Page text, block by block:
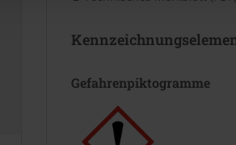
Gefahrenpiktogramme